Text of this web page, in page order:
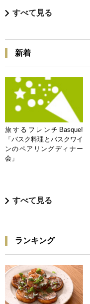
すべて見る
新着
旅するフレンチBasque!
「バスク料理とバスクワイ
ンのペアリングディナー
会」
すべて見る
ランキング